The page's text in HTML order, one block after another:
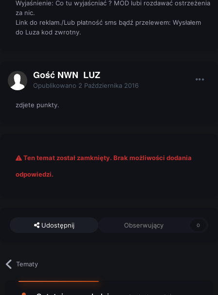
Wyjaśnienie: Co tu wyjaścniać ? MOD lubi rozdawać ostrzeżenia
za nic.
Link do reklam./Lub płatność sms bądź przelewem: Wysłałem
do Luza kod zwrotny.
Gość NWN_LUZ
Opublikowano 2 Października 2016
zdjete punkty.
Ten temat został zamknięty. Brak możliwości dodania
odpowiedzi.
Udostępnij Obserwujący 0
Tematy